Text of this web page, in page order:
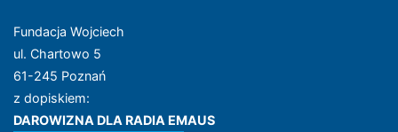
Fundacja Wojciech
ul. Chartowo 5
61-245 Poznań
z dopiskiem:
DAROWIZNA DLA RADIA EMAUS